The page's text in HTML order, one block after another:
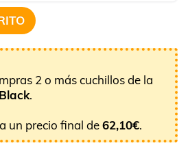
2 o más cuchillos de la
.
un precio final de62,10€.